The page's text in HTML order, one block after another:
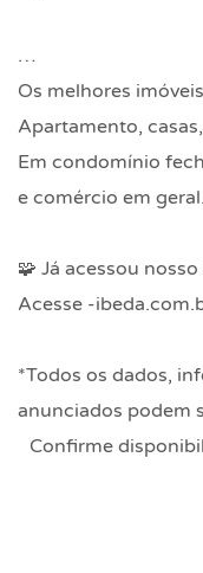
…
Os melhores
Apartamento,
Em condomínio
e comércio em geral.
🧩 Já acessou
Acesse -
*Todos os dados,
anunciados podem
Confirme